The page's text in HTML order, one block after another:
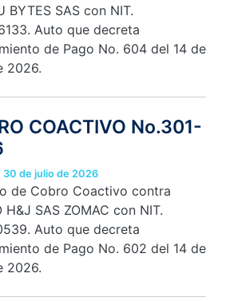
BYTES SAS con NIT.
Auto que decreta
de Pago No. 604 del 14 de
2026.
COACTIVO No.301-
30 de julio de 2026
de Cobro Coactivo contra
H&J SAS ZOMAC con NIT.
Auto que decreta
de Pago No. 602 del 14 de
2026.